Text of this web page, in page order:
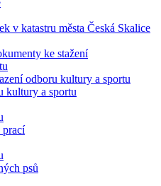
v katastru města Česká Skalice
ke stažení
odboru kultury a sportu
kultury a sportu
prací
psů